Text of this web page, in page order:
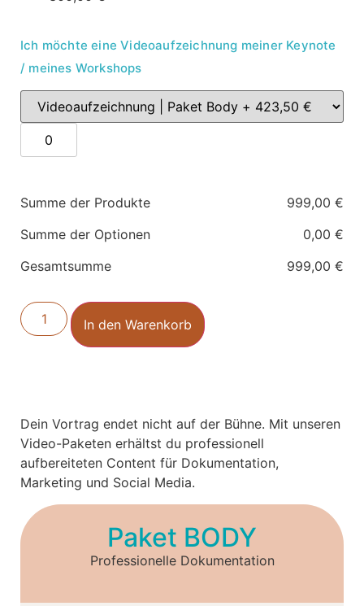
Ich möchte eine Videoaufzeichnung meiner Keynote
/ meines Workshops
Summe der Produkte 999,00 €
Summe der Optionen
0,00 €
Gesamtsumme
999,00 €
In den Warenkorb
Dein Vortrag endet nicht auf der Bühne. Mit unseren
Video-Paketen erhältst du professionell
aufbereiteten Content für Dokumentation,
Marketing und Social Media.
Paket BODY
Professionelle Dokumentation